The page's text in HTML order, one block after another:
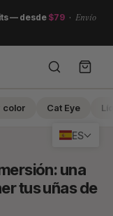
— desde $79· Envío
Search
color Cat Eye
una
tus uñas de
ES